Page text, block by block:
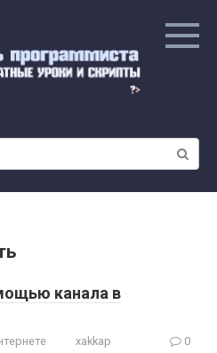
канала в
xakkap 0